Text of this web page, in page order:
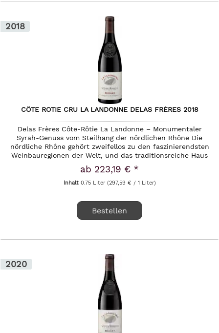
2018
CÔTE ROTIE CRU LA LANDONNE DELAS FRÈRES 2018
Delas Frères Côte-Rôtie La Landonne – Monumentaler
Syrah-Genuss vom Steilhang der nördlichen Rhône Die
nördliche Rhône gehört zweifellos zu den faszinierendsten
Weinbauregionen der Welt, und das traditionsreiche Haus
Delas Frères hat...
ab 223,19 € *
Inhalt 0.75 Liter (297,59 € / 1 Liter)
Bestellen
2020